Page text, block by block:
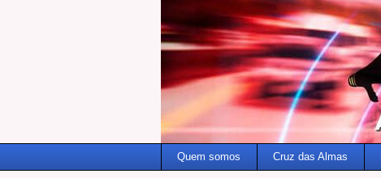
Quem somos Cruz das Almas